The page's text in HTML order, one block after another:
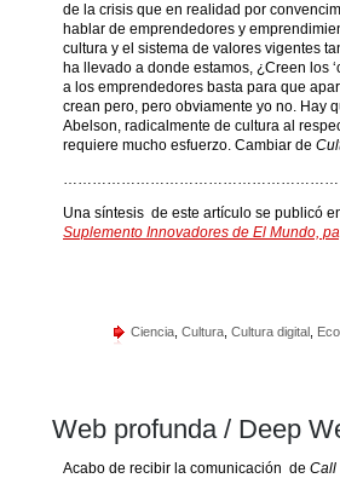
de la crisis que en realidad por
hablar de emprendedores y
cultura y el sistema de valores vigentes
ha llevado a donde estamos, ¿Creen los
a los emprendedores basta para que
crean pero, pero obviamente yo no. Hay
Abelson, radicalmente de cultura al
requiere mucho esfuerzo. Cambiar de
…………………………………………………
Una síntesis de este artículo se publicó
Suplemento Innovadores de El Mundo,
Ciencia Cultura Cultura digital
Web profunda / Deep
Acabo de recibir la comunicación de Call